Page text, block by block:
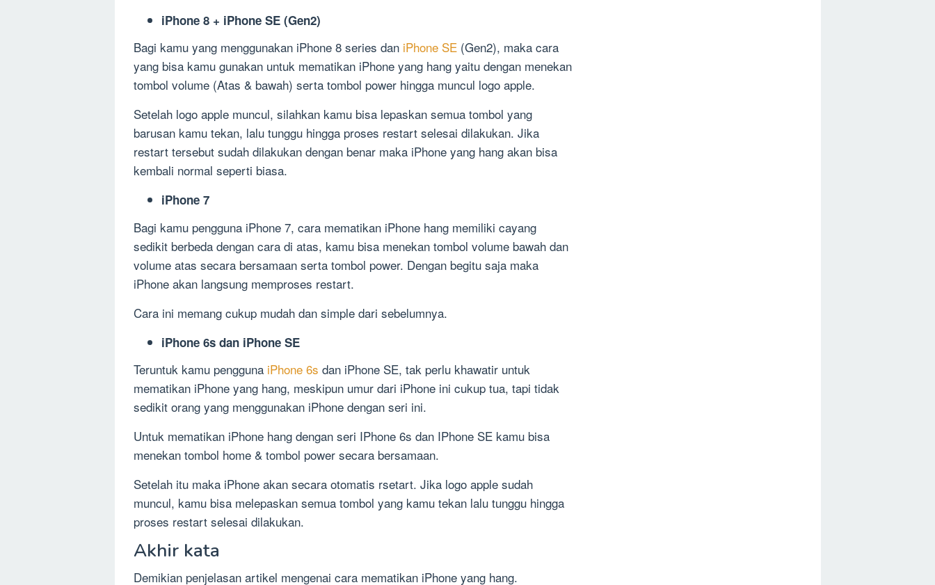
iPhone 8 + iPhone SE (Gen2)
Bagi kamu yang menggunakan iPhone 8 series dan iPhone SE (Gen2), maka cara
yang bisa kamu gunakan untuk mematikan iPhone yang hang yaitu dengan menekan
tombol volume (Atas & bawah) serta tombol power hingga muncul logo apple.
Setelah logo apple muncul, silahkan kamu bisa lepaskan semua tombol yang
barusan kamu tekan, lalu tunggu hingga proses restart selesai dilakukan. Jika
restart tersebut sudah dilakukan dengan benar maka iPhone yang hang akan bisa
kembali normal seperti biasa.
iPhone 7
Bagi kamu pengguna iPhone 7, cara mematikan iPhone hang memiliki cayang
sedikit berbeda dengan cara di atas, kamu bisa menekan tombol volume bawah dan
volume atas secara bersamaan serta tombol power. Dengan begitu saja maka
iPhone akan langsung memproses restart.
Cara ini memang cukup mudah dan simple dari sebelumnya.
iPhone 6s dan iPhone SE
Teruntuk kamu pengguna iPhone 6s dan iPhone SE, tak perlu khawatir untuk
mematikan iPhone yang hang, meskipun umur dari iPhone ini cukup tua, tapi tidak
sedikit orang yang menggunakan iPhone dengan seri ini.
Untuk mematikan iPhone hang dengan seri IPhone 6s dan IPhone SE kamu bisa
menekan tombol home & tombol power secara bersamaan.
Setelah itu maka iPhone akan secara otomatis rsetart. Jika logo apple sudah
muncul, kamu bisa melepaskan semua tombol yang kamu tekan lalu tunggu hingga
proses restart selesai dilakukan.
Akhir kata
Demikian penjelasan artikel mengenai cara mematikan iPhone yang hang.